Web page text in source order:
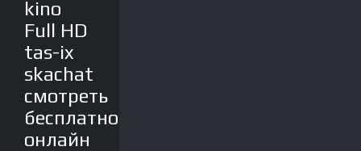
kino
Full HD
tas-ix
skachat
смотреть
бесплатно
онлайн